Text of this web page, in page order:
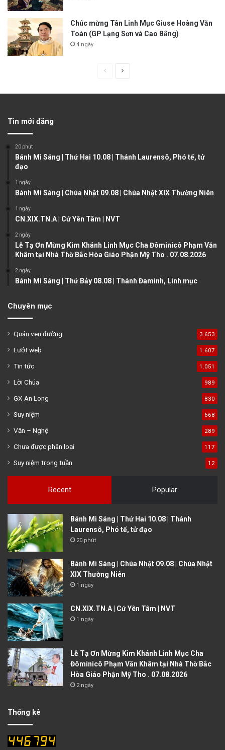
Chúc mừng Tân Linh Mục Giuse Hoàng Văn
Toàn (GP Lạng Sơn và Cao Bằng)
4 ngày
u
g
Tin mới đăng
20 phút
Bánh Mì Sáng | Thứ Hai 10.08 | Thánh Laurensô, Phó tế, tử
đạo
1 ngày
Bánh Mì Sáng | Chúa Nhật 09.08 | Chúa Nhật XIX Thường Niên
1 ngày
CN.XIX.TN.A | Cứ Yên Tâm | NVT
2 ngày
Lễ Tạ Ơn Mừng Kim Khánh Linh Mục Cha Đôminicô Phạm Văn
Khâm tại Nhà Thờ Bắc Hòa Giáo Phận Mỹ Tho . 07.08.2026
2 ngày
Bánh Mì Sáng | Thứ Bảy 08.08 | Thánh Đaminh, Linh mục
Chuyên mục
Quán ven đường 3.653
Lướt web 1.607
Tin tức 1.051
Lời Chúa 989
GX An Long 830
Suy niệm 668
Văn – Nghệ 289
Chưa được phân loại 117
Suy niệm trong tuần 12
Recent Popular
Bánh Mì Sáng | Thứ Hai 10.08 | Thánh
Laurensô, Phó tế, tử đạo
20 phút
Bánh Mì Sáng | Chúa Nhật 09.08 | Chúa Nhật
XIX Thường Niên
1 ngày
CN.XIX.TN.A | Cứ Yên Tâm | NVT
1 ngày
Lễ Tạ Ơn Mừng Kim Khánh Linh Mục Cha
Đôminicô Phạm Văn Khâm tại Nhà Thờ Bắc
Hòa Giáo Phận Mỹ Tho . 07.08.2026
2 ngày
Thống kê